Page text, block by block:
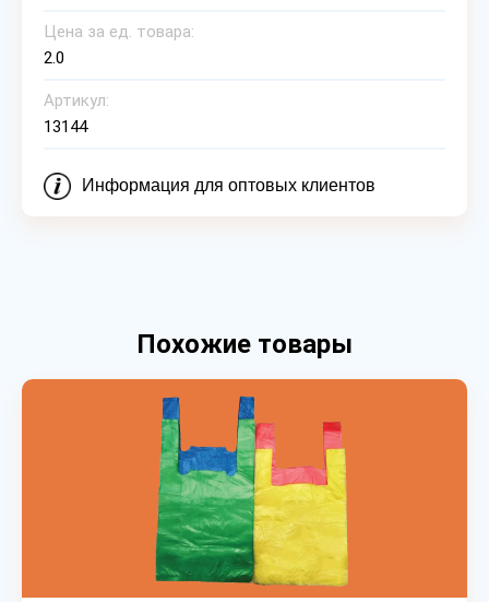
Цена за ед. товара:
2.0
Артикул:
13144
Информация для оптовых клиентов
Похожие товары